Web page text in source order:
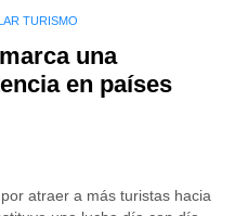
TURISMO
una
en países
atraer a más turistas hacia